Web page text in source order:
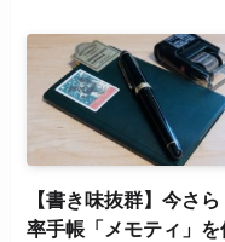
【書き味抜群】今さ
率手帳「メモティ」を